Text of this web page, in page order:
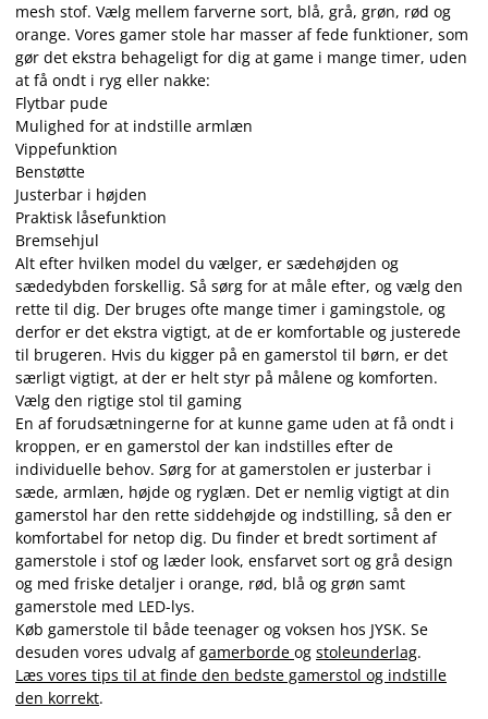
mesh stof. Vælg mellem farverne sort, blå, grå, grøn, rød og
orange. Vores gamer stole har masser af fede funktioner, som
gør det ekstra behageligt for dig at game i mange timer, uden
at få ondt i ryg eller nakke:
Flytbar pude
Mulighed for at indstille armlæn
Vippefunktion
Benstøtte
Justerbar i højden
Praktisk låsefunktion
Bremsehjul
Alt efter hvilken model du vælger, er sædehøjden og
sædedybden forskellig. Så sørg for at måle efter, og vælg den
rette til dig. Der bruges ofte mange timer i gamingstole, og
derfor er det ekstra vigtigt, at de er komfortable og justerede
til brugeren. Hvis du kigger på en gamerstol til børn, er det
særligt vigtigt, at der er helt styr på målene og komforten.
Vælg den rigtige stol til gaming
En af forudsætningerne for at kunne game uden at få ondt i
kroppen, er en gamerstol der kan indstilles efter de
individuelle behov. Sørg for at gamerstolen er justerbar i
sæde, armlæn, højde og ryglæn. Det er nemlig vigtigt at din
gamerstol har den rette siddehøjde og indstilling, så den er
komfortabel for netop dig. Du finder et bredt sortiment af
gamerstole i stof og læder look, ensfarvet sort og grå design
og med friske detaljer i orange, rød, blå og grøn samt
gamerstole med LED-lys.
Køb gamerstole til både teenager og voksen hos JYSK. Se
desuden vores udvalg afgamerborde og stoleunderlag.
Læs vores tips til at finde den bedste gamerstol og indstille
den korrekt.